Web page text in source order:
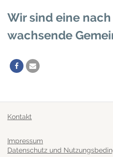
Wir sind eine
wachsende
Kontakt
Impressum
Datenschutz und